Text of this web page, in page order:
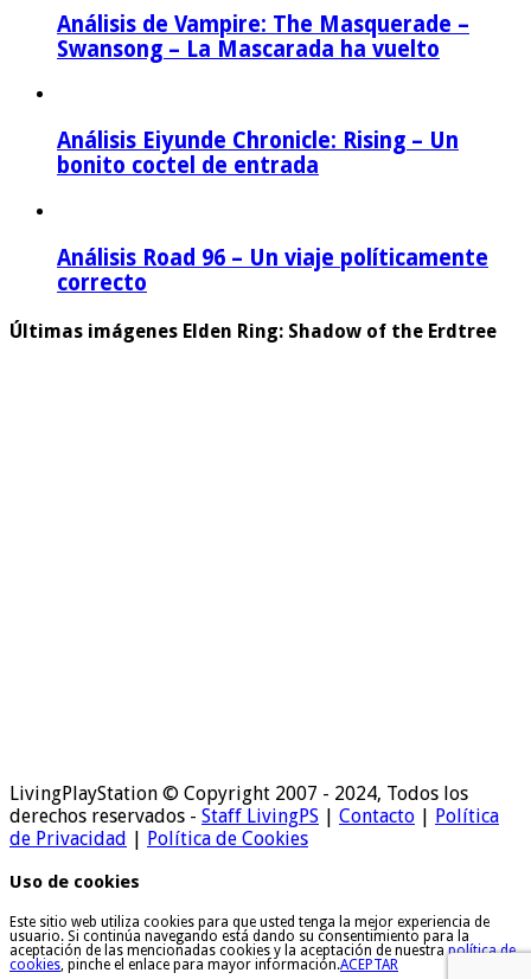
Análisis de Vampire: The Masquerade –
Swansong – La Mascarada ha vuelto
Análisis Eiyunde Chronicle: Rising – Un
bonito coctel de entrada
Análisis Road 96 – Un viaje políticamente
correcto
Últimas imágenes Elden Ring: Shadow of the Erdtree
LivingPlayStation © Copyright 2007 - 2024, Todos los
derechos reservados - Staff LivingPS | Contacto | Política
de Privacidad | Política de Cookies
Uso de cookies
Este sitio web utiliza cookies para que usted tenga la mejor experiencia de
usuario. Si continúa navegando está dando su consentimiento para la
aceptación de las mencionadas cookies y la aceptación de nuestrapolítica de
cookies, pinche el enlace para mayor información.ACEPTAR